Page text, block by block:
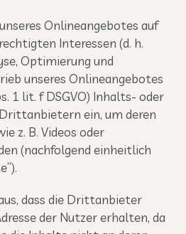
Onlineangebotes auf
Interessen (d. h.
Optimierung und
unseres Onlineangebotes
1 lit. f DSGVO) Inhalts- oder
ein, um deren
z. B. Videos oder
(nachfolgend einheitlich
dass die Drittanbieter
der Nutzer erhalten, da